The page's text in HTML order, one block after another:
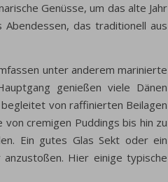
Genüsse, um das alte Jahr
das traditionell aus
unter anderem marinierte
genießen viele Dänen
von raffinierten Beilagen
cremigen Puddings bis hin zu
Ein gutes Glas Sekt oder ein
Hier einige typische